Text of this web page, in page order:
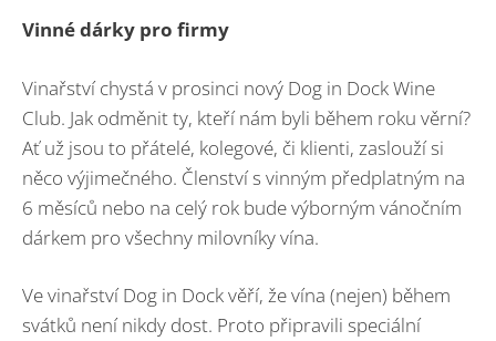
Vinné dárky pro firmy
Vinařství chystá v prosinci nový Dog in Dock Wine
Club. Jak odměnit ty, kteří nám byli během roku věrní?
Ať už jsou to přátelé, kolegové, či klienti, zaslouží si
něco výjimečného. Členství s vinným předplatným na
6 měsíců nebo na celý rok bude výborným vánočním
dárkem pro všechny milovníky vína.
Ve vinařství Dog in Dock věří, že vína (nejen) během
svátků není nikdy dost. Proto připravili speciální